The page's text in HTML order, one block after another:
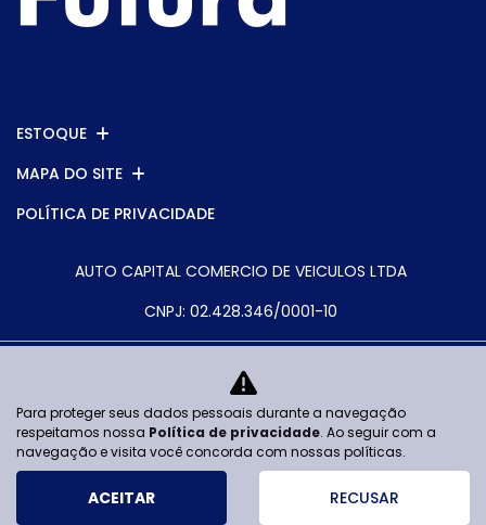
ESTOQUE
MAPA DO SITE
POLÍTICA DE PRIVACIDADE
AUTO CAPITAL COMERCIO DE VEICULOS LTDA
CNPJ: 02.428.346/0001-10
No trânsito, enxergar o outro salva
vidas.
Para proteger seus dados pessoais durante a navegação
respeitamos nossa Política de privacidade. Ao seguir com a
navegação e visita você concorda com nossas políticas.
ACEITAR RECUSAR